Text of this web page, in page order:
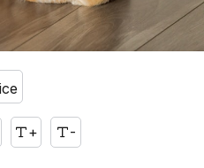
+ -